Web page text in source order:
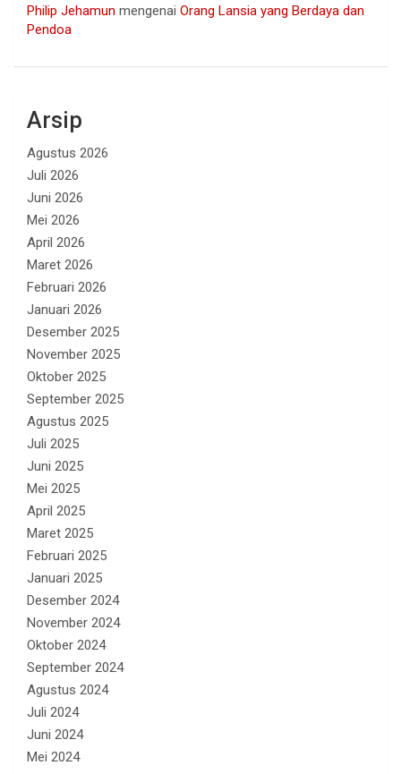
Philip Jehamun mengenai Orang Lansia yang Berdaya dan
Pendoa
Arsip
Agustus 2026
Juli 2026
Juni 2026
Mei 2026
April 2026
Maret 2026
Februari 2026
Januari 2026
Desember 2025
November 2025
Oktober 2025
September 2025
Agustus 2025
Juli 2025
Juni 2025
Mei 2025
April 2025
Maret 2025
Februari 2025
Januari 2025
Desember 2024
November 2024
Oktober 2024
September 2024
Agustus 2024
Juli 2024
Juni 2024
Mei 2024